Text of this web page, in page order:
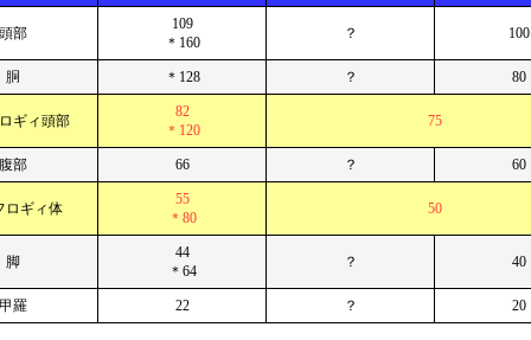
頭部
109
＊160
？ 100
胴 ＊128 ？ 80
ギィ頭部
82
＊120
75
腹部 66 ？ 60
ロギィ体
55
＊80
50
脚
44
＊64
？ 40
甲羅 22 ？ 20